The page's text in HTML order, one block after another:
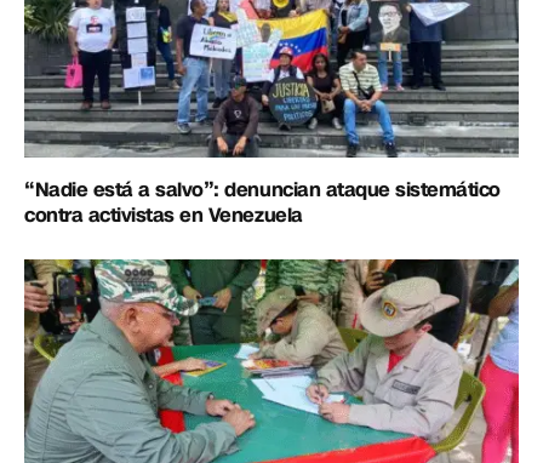
“Nadie está a salvo”: denuncian ataque sistemático
contra activistas en Venezuela